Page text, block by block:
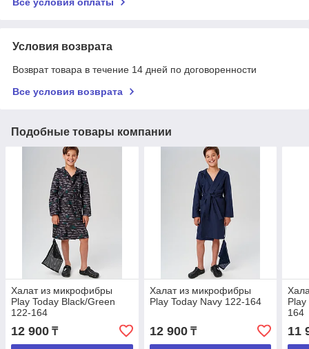
Условия возврата
Возврат товара в течение 14 дней по договоренности
Все условия возврата
Подобные товары компании
Халат из микрофибры
Play Today Black/Green
122-164
12 900 ₸
Халат из микрофибры
Play Today Navy 122-164
12 900₸
Play
164
11